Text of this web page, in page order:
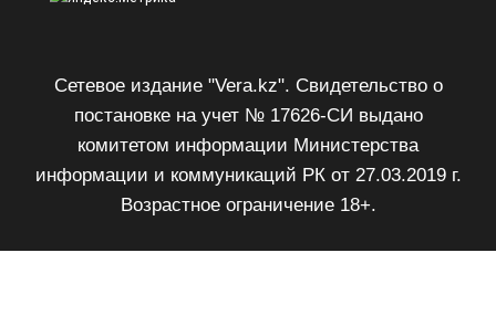
Сетевое издание "Vera.kz". Свидетельство о
постановке на учет № 17626-СИ выдано
комитетом информации Министерства
информации и коммуникаций РК от 27.03.2019 г.
Возрастное ограничение 18+.